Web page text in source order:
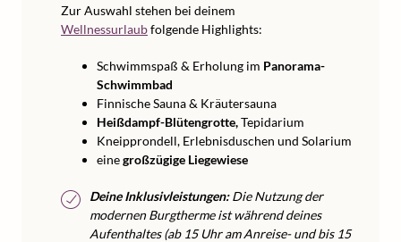
Zur Auswahl stehen bei deinem
Wellnessurlaubfolgende Highlights:
Schwimmspaß & Erholung im Panorama-
Schwimmbad
Finnische Sauna & Kräutersauna
Heißdampf-Blütengrotte,Tepidarium
Kneipprondell, Erlebnisduschen und Solarium
einegroßzügige Liegewiese
Deine Inklusivleistungen:Die Nutzung der
modernen Burgtherme ist während deines
Aufenthaltes (ab 15 Uhr am Anreise- und bis 15